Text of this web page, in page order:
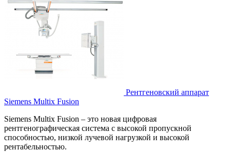
Рентгеновский аппарат
Siemens Multix Fusion
Siemens Multix Fusion – это новая цифровая
рентгенографическая система с высокой пропускной
способностью, низкой лучевой нагрузкой и высокой
рентабельностью.